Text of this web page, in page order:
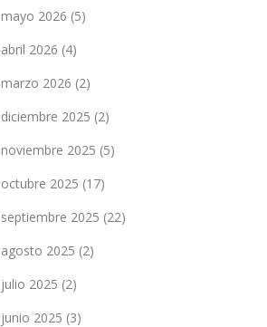
mayo 2026 (5)
abril 2026 (4)
marzo 2026 (2)
diciembre 2025 (2)
noviembre 2025 (5)
octubre 2025 (17)
septiembre 2025 (22)
agosto 2025 (2)
julio 2025 (2)
junio 2025 (3)